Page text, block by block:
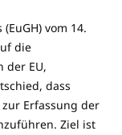
vom 14.
die
der EU,
dass
Erfassung der
Ziel ist